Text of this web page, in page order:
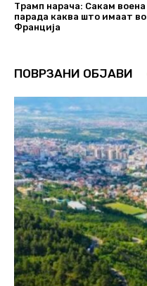
Трамп нарача: Сакам воена
парада каква што имаат во
Франција
ПОВРЗАНИ ОБЈАВИ